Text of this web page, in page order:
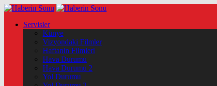
Servisler
Künye
Vizyondaki Filmler
Haftanin Filmleri
Hava Durumu
Hava Durumu 2
Yol Durumu